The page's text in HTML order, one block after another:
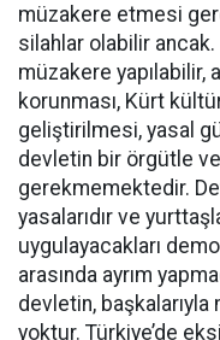
müzakere etmesi
silahlar olabilir ancak.
müzakere yapılabilir,
korunması, Kürt
geliştirilmesi, yasal
devletin bir örgütle
gerekmemektedir.
yasalarıdır ve
uygulayacakları
arasında ayrım
devletin,
yoktur. Türkiye’de